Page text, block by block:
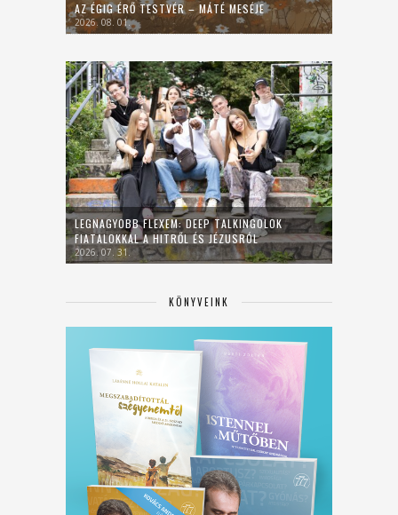
AZ ÉGIG ÉRŐ TESTVÉR – MÁTÉ MESÉJE
2026. 08. 01.
LEGNAGYOBB FLEXEM: DEEP TALKINGOLOK
FIATALOKKAL A HITRŐL ÉS JÉZUSRÓL
2026. 07. 31.
KÖNYVEINK